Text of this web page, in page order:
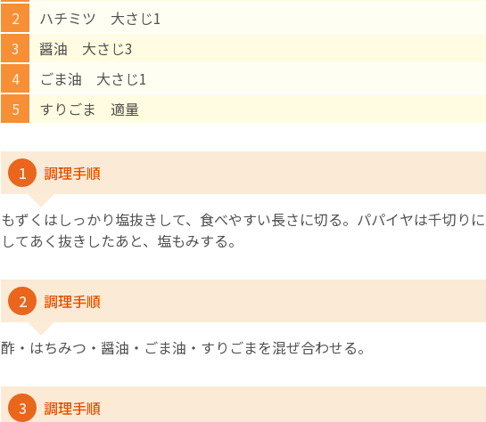
ハチミツ 大さじ1
醤油 大さじ3
ごま油 大さじ1
すりごま 適量
1 調理手順
もずくはしっかり塩抜きして、食べやすい長さに切る。パパイヤは千切り
してあく抜きしたあと、塩もみする。
2 調理手順
酢・はちみつ・醤油・ごま油・すりごまを混ぜ合わせる。
3 調理手順